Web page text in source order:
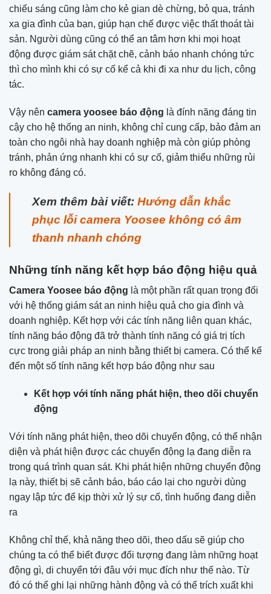
chiếu sáng cũng làm cho kẻ gian dè chừng, bỏ qua, tránh
xa gia đình của bạn, giúp hạn chế được việc thất thoát tài
sản. Người dùng cũng có thể an tâm hơn khi mọi hoạt
động được giám sát chặt chẽ, cảnh báo nhanh chóng tức
thì cho mình khi có sự cố kể cả khi đi xa như du lịch, công
tác.
Vậy nên camera yoosee báo động là đính năng đáng tin
cậy cho hệ thống an ninh, không chỉ cung cấp, bảo đảm an
toàn cho ngôi nhà hay doanh nghiệp mà còn giúp phòng
tránh, phản ứng nhanh khi có sự cố, giảm thiểu những rủi
ro không đáng có.
Xem thêm bài viết: Hướng dẫn khắc
phục lỗi camera Yoosee không có âm
thanh nhanh chóng
Những tính năng kết hợp báo động hiệu quả
Camera Yoosee báo động là một phần rất quan trọng đối
với hệ thống giám sát an ninh hiệu quả cho gia đình và
doanh nghiệp. Kết hợp với các tính năng liên quan khác,
tính năng báo động đã trở thành tính năng có giá trị tích
cực trong giải pháp an ninh bằng thiết bị camera. Có thể kể
đến một số tính năng kết hợp báo động như sau
Kết hợp với tính năng phát hiện, theo dõi chuyển
động
Với tính năng phát hiện, theo dõi chuyển động, có thể nhận
diện và phát hiện được các chuyển động lạ đang diễn ra
trong quá trình quan sát. Khi phát hiện những chuyển động
lạ này, thiết bị sẽ cảnh báo, báo cáo lại cho người dùng
ngay lập tức để kịp thời xử lý sự cố, tình huống đang diễn
ra
Không chỉ thế, khả năng theo dõi, theo dấu sẽ giúp cho
chúng ta có thể biết được đối tượng đang làm những hoạt
động gì, di chuyển tới đâu với mục đích như thế nào. Từ
đó có thể ghi lại những hành động và có thể trích xuất khi